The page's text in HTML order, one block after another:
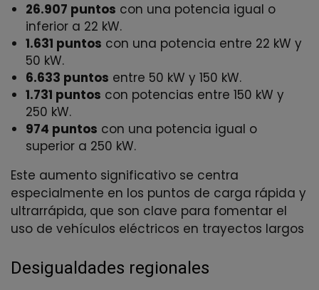
26.907 puntos con una potencia igual o
inferior a 22 kW.
1.631 puntos con una potencia entre 22 kW y
50 kW.
6.633 puntos entre 50 kW y 150 kW.
1.731 puntos con potencias entre 150 kW y
250 kW.
974 puntos con una potencia igual o
superior a 250 kW.
Este aumento significativo se centra
especialmente en los puntos de carga rápida y
ultrarrápida, que son clave para fomentar el
uso de vehículos eléctricos en trayectos largos
Desigualdades regionales